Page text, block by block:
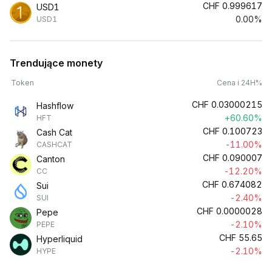
USD1
USD1
CHF 0.999617
0.00%
Trendujące monety
Token Cena i 24H%
Hashflow
HFT
CHF 0.03000215
+60.60%
Cash Cat
CASHCAT
CHF 0.100723
-11.00%
Canton
CC
CHF 0.090007
-12.20%
Sui
SUI
CHF 0.674082
-2.40%
Pepe
PEPE
CHF 0.0000028
-2.10%
Hyperliquid
HYPE
CHF 55.65
-2.10%